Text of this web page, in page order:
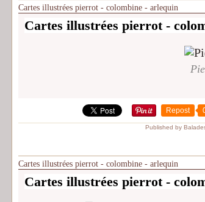
Cartes illustrées pierrot - colombine - arlequin
Cartes illustrées pierrot -
Repost
Published by
Cartes illustrées pierrot - colombine - arlequin
Cartes illustrées pierrot -